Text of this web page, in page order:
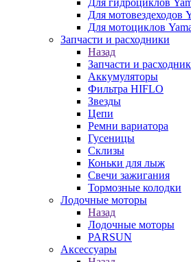
Для гидроциклов
Для мотовездеходов
Для мотоциклов
Запчасти и расходники
Назад
Запчасти и
Аккумуляторы
Фильтра HIFLO
Звезды
Цепи
Ремни вариатора
Гусеницы
Склизы
Коньки для лыж
Свечи зажигания
Тормозные колодки
Лодочные моторы
Назад
Лодочные моторы
PARSUN
Аксессуары